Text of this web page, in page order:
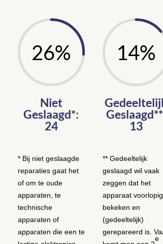
26%
Niet
Geslaagd*:
24
* Bij niet geslaagde
reparaties gaat het
of om te oude
apparaten, te
technische
apparaten of
apparaten die een te
14%
13
** Gedeeltelijk
geslaagd wil vaak
zeggen dat het
apparaat voorlopig
bekeken en
(gedeeltelijk)
gerepareerd is.
e